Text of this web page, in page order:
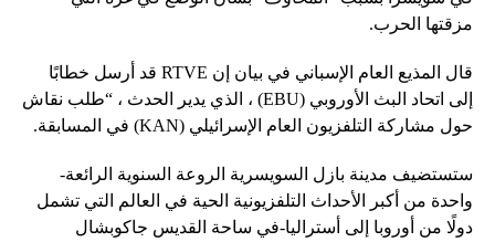
مزقتها الحرب.
قال المذيع العام الإسباني في بيان إن RTVE قد أرسل خطابًا
إلى اتحاد البث الأوروبي (EBU) ، الذي يدير الحدث ، “طلب نقاش
حول مشاركة التلفزيون العام الإسرائيلي (KAN) في المسابقة.
ستستضيف مدينة بازل السويسرية الروعة السنوية الرائعة-
واحدة من أكبر الأحداث التلفزيونية الحية في العالم التي تشمل
دولًا من أوروبا إلى أستراليا-في ساحة القديس جاكوبشال